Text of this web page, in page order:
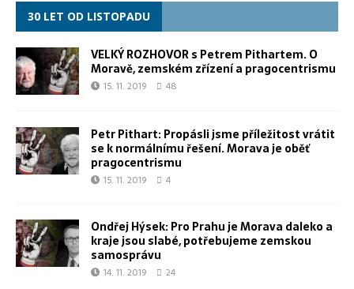
30 LET OD LISTOPADU
VELKÝ ROZHOVOR s Petrem Pithartem. O
Moravě, zemském zřízení a pragocentrismu
15. 11. 2019 48
Petr Pithart: Propásli jsme příležitost vrátit
se k normálnímu řešení. Morava je oběť
pragocentrismu
15. 11. 2019 4
Ondřej Hýsek: Pro Prahu je Morava daleko a
kraje jsou slabé, potřebujeme zemskou
samosprávu
14. 11. 2019 24